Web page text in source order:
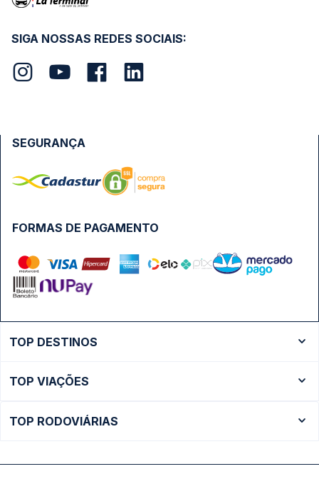
SIGA NOSSAS REDES SOCIAIS:
FORMAS DE PAGAMENTO
SEGURANÇA
TOP DESTINOS
Ônibus São Paulo
TOP VIAÇÕES
TOP RODOVIÁRIAS